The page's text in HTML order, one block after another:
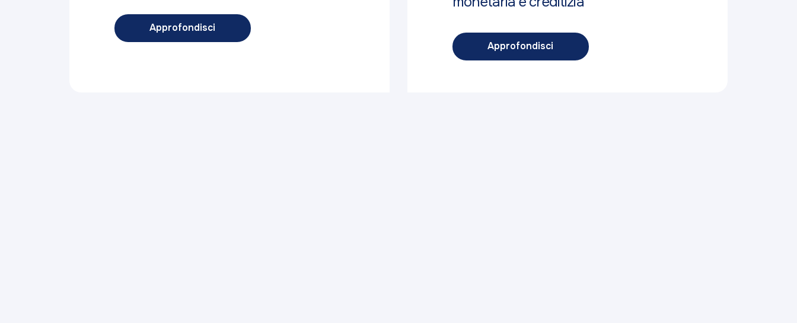
Approfondisci
Approfondisci